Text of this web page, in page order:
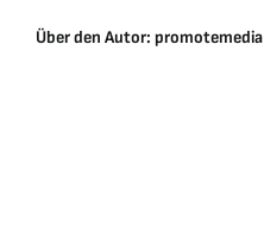
Über den Autor: promotemedia